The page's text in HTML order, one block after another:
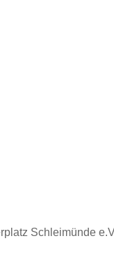
Schleimünde